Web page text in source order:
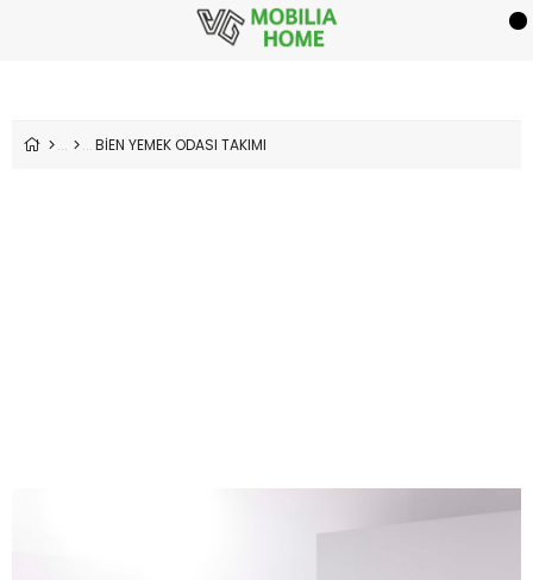
BİEN YEMEK ODASI TAKIMI